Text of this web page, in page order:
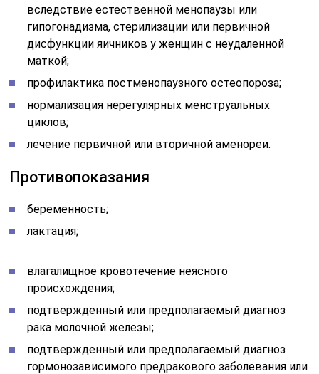
вследствие естественной менопаузы или
гипогонадизма, стерилизации или первичной
дисфункции яичников у женщин с неудаленной
маткой;
профилактика постменопаузного остеопороза;
нормализация нерегулярных менструальных
циклов;
лечение первичной или вторичной аменореи.
Противопоказания
беременность;
лактация;
влагалищное кровотечение неясного
происхождения;
подтвержденный или предполагаемый диагноз
рака молочной железы;
подтвержденный или предполагаемый диагноз
гормонозависимого предракового заболевания или